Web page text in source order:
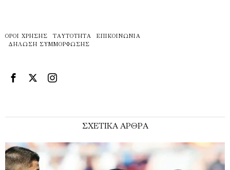
ΌΡΟΙ ΧΡΉΣΗΣ ΤΑΥΤΌΤΗΤΑ
ΕΠΙΚΟΙΝΩΝΊΑ
ΔΉΛΩΣΗ ΣΥΜΜΌΡΦΩΣΗΣ
ΣΧΕΤΙΚΑ ΑΡΘΡΑ